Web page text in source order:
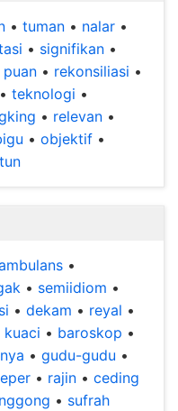
• tuman • nalar •
• signifikan •
puan • rekonsiliasi •
• teknologi •
• relevan •
• objektif •
•
• semiidiom •
• dekam • reyal •
kuaci • baroskop •
• gudu-gudu •
• rajin • ceding
• sufrah